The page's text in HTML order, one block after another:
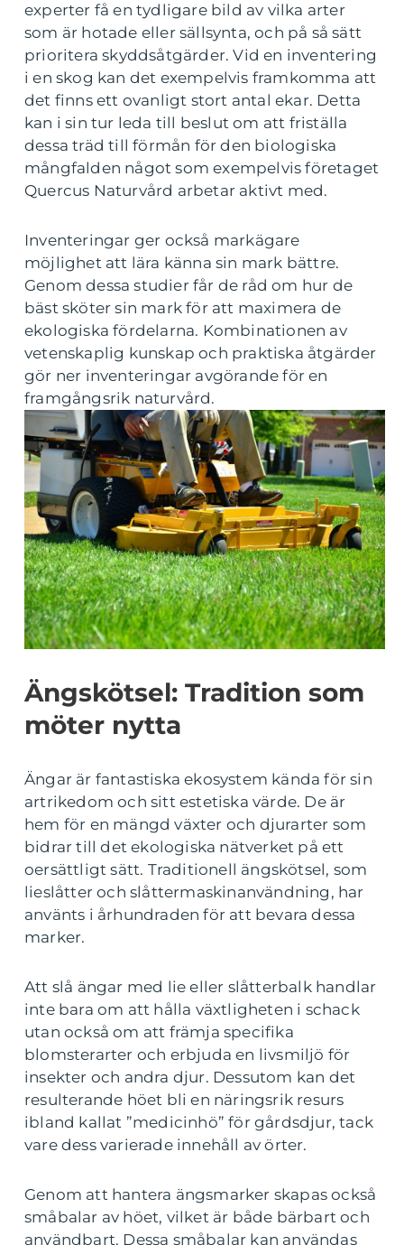
experter få en tydligare bild av vilka arter
som är hotade eller sällsynta, och på så sätt
prioritera skyddsåtgärder. Vid en inventering
i en skog kan det exempelvis framkomma att
det finns ett ovanligt stort antal ekar. Detta
kan i sin tur leda till beslut om att friställa
dessa träd till förmån för den biologiska
mångfalden något som exempelvis företaget
Quercus Naturvård arbetar aktivt med.
Inventeringar ger också markägare
möjlighet att lära känna sin mark bättre.
Genom dessa studier får de råd om hur de
bäst sköter sin mark för att maximera de
ekologiska fördelarna. Kombinationen av
vetenskaplig kunskap och praktiska åtgärder
gör ner inventeringar avgörande för en
framgångsrik naturvård.
Ängskötsel: Tradition som
möter nytta
Ängar är fantastiska ekosystem kända för sin
artrikedom och sitt estetiska värde. De är
hem för en mängd växter och djurarter som
bidrar till det ekologiska nätverket på ett
oersättligt sätt. Traditionell ängskötsel, som
lieslåtter och slåttermaskinanvändning, har
använts i århundraden för att bevara dessa
marker.
Att slå ängar med lie eller slåtterbalk handlar
inte bara om att hålla växtligheten i schack
utan också om att främja specifika
blomsterarter och erbjuda en livsmiljö för
insekter och andra djur. Dessutom kan det
resulterande höet bli en näringsrik resurs
ibland kallat ”medicinhö” för gårdsdjur, tack
vare dess varierade innehåll av örter.
Genom att hantera ängsmarker skapas också
småbalar av höet, vilket är både bärbart och
användbart. Dessa småbalar kan användas